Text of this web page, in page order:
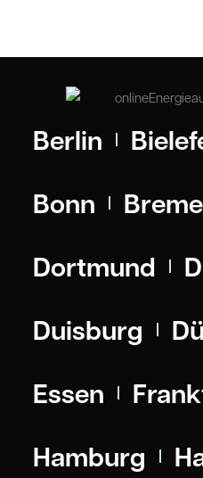
Berlin
Bonn
Dortmund
Duisburg
Essen
Hamburg